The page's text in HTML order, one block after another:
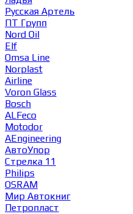
Русская Артель
ПТ Групп
Nord Oil
Elf
Omsa Line
Norplast
Airline
Voron Glass
Bosch
ALFeco
Motodor
AEngineering
АвтоУпор
Стрелка 11
Philips
OSRAM
Мир Автокниг
Петропласт